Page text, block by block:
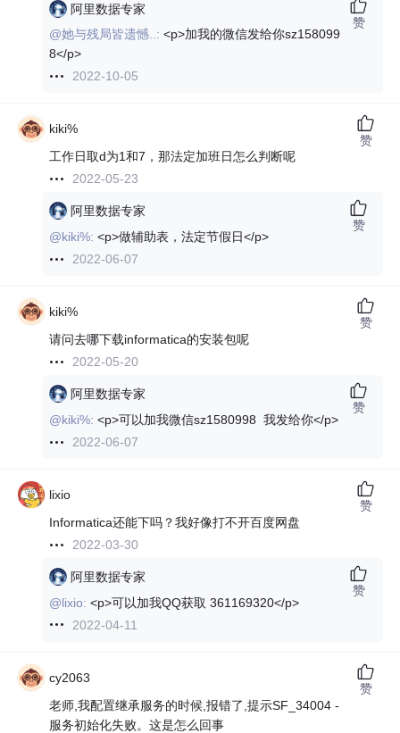
阿里数据专家
@她与残局皆遗憾..:<p>加我的微信发给你sz158099
8</p>
2022-10-05
赞
kiki%
工作日取d为1和7，那法定加班日怎么判断呢
2022-05-23
赞
阿里数据专家
@kiki%:<p>做辅助表，法定节假日</p>
2022-06-07
赞
kiki%
请问去哪下载informatica的安装包呢
2022-05-20
赞
阿里数据专家
@kiki%:<p>可以加我微信sz1580998 我发给你</p>
2022-06-07
赞
lixio
Informatica还能下吗？我好像打不开百度网盘
2022-03-30
赞
阿里数据专家
@lixio:<p>可以加我QQ获取 361169320</p>
2022-04-11
赞
cy2063
老师,我配置继承服务的时候,报错了,提示SF_34004 -
服务初始化失败。这是怎么回事
赞